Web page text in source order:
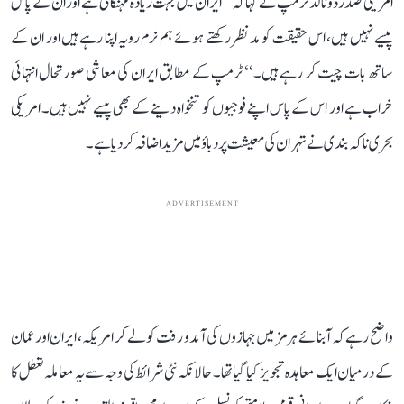
پیسے نہیں ہیں، اس حقیقت کو مدنظر رکھتے ہوئے ہم نرم رویہ اپنا رہے ہیں اور ان کے
ساتھ بات چیت کر رہے ہیں۔‘‘ ٹرمپ کے مطابق ایران کی معاشی صورتحال انتہائی
خراب ہے اور اس کے پاس اپنے فوجیوں کو تنخواہ دینے کے بھی پیسے نہیں ہیں۔ امریکی
بحری ناکہ بندی نے تہران کی معیشت پر دباؤ میں مزید اضافہ کر دیا ہے۔
ADVERTISEMENT
واضح رہے کہ آبنائے ہرمز میں جہازوں کی آمد و رفت کو لے کر امریکہ، ایران اور عمان
کے درمیان ایک معاہدہ تجویز کیا گیا تھا۔ حالانکہ نئی شرائط کی وجہ سے یہ معاملہ تعطل کا